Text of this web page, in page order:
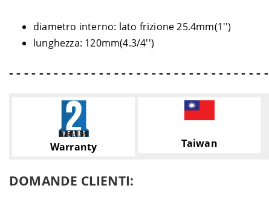
diametro interno: lato frizione 25.4mm(1'')
lunghezza: 120mm(4.3/4'')
- - - - - - - - - - - - - - - - - - - - - - - - - - - - - - - - - - -
Warranty Taiwan
DOMANDE CLIENTI: